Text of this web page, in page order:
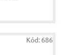
Kód: 686